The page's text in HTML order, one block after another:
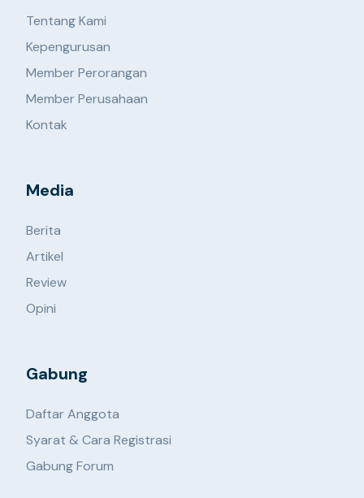
Tentang Kami
Kepengurusan
Member Perorangan
Member Perusahaan
Kontak
Media
Berita
Artikel
Review
Opini
Gabung
Daftar Anggota
Syarat & Cara Registrasi
Gabung Forum